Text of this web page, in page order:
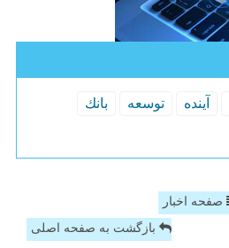
آینده توسعه
بانك
صفحه اخبار
بازگشت به صفحه اصلی